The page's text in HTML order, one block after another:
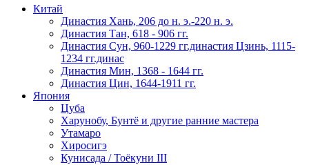
Китай
Династия Хань, 206 до н. э.-220 н. э.
Династия Тан, 618 - 906 гг.
Династия Сун, 960-1229 гг.династия Цзинь, 1115-
1234 гг.динас
Династия Мин, 1368 - 1644 гг.
Династия Цин, 1644-1911 гг.
Япония
Цуба
Харунобу, Бунтё и другие ранние мастера
Утамаро
Хиросигэ
Кунисада / Тоёкуни III